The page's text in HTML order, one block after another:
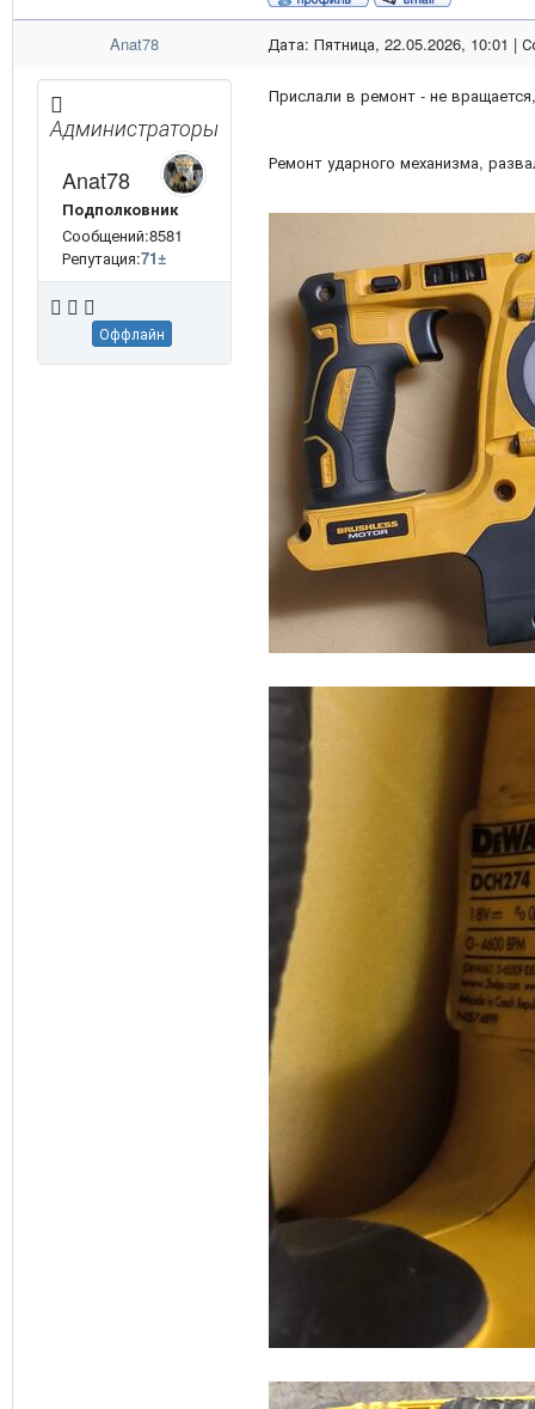
Anat78 Дата: Пятница, 22.05.2026, 10:01 |
Администраторы
Anat78
Подполковник
Сообщений:8581
Репутация:71±
Оффлайн
Прислали в ремонт - не
Ремонт ударного механизма,